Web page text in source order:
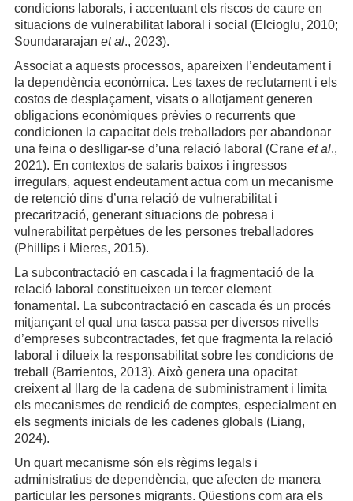
condicions laborals, i accentuant els riscos de caure en
situacions de vulnerabilitat laboral i social (Elcioglu, 2010;
Soundararajan et al., 2023).
Associat a aquests processos, apareixen l’endeutament i
la dependència econòmica. Les taxes de reclutament i els
costos de desplaçament, visats o allotjament generen
obligacions econòmiques prèvies o recurrents que
condicionen la capacitat dels treballadors per abandonar
una feina o deslligar-se d’una relació laboral (Crane et al.,
2021). En contextos de salaris baixos i ingressos
irregulars, aquest endeutament actua com un mecanisme
de retenció dins d’una relació de vulnerabilitat i
precarització, generant situacions de pobresa i
vulnerabilitat perpètues de les persones treballadores
(Phillips i Mieres, 2015).
La subcontractació en cascada i la fragmentació de la
relació laboral constitueixen un tercer element
fonamental. La subcontractació en cascada és un procés
mitjançant el qual una tasca passa per diversos nivells
d’empreses subcontractades, fet que fragmenta la relació
laboral i dilueix la responsabilitat sobre les condicions de
treball (Barrientos, 2013). Això genera una opacitat
creixent al llarg de la cadena de subministrament i limita
els mecanismes de rendició de comptes, especialment en
els segments inicials de les cadenes globals (Liang,
2024).
Un quart mecanisme són els règims legals i
administratius de dependència, que afecten de manera
particular les persones migrants. Qüestions com ara els